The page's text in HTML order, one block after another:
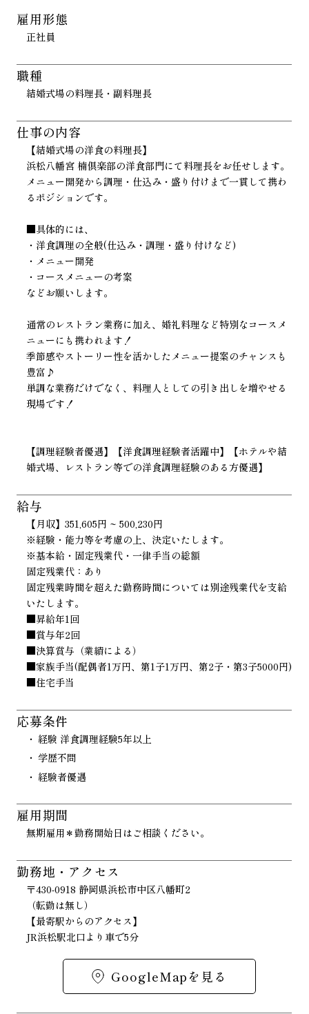
雇用形態
正社員
職種
結婚式場の料理長・副料理長
仕事の内容
【結婚式場の洋食の料理長】
浜松八幡宮 楠倶楽部の洋食部門にて料理長をお任せします。
メニュー開発から調理・仕込み・盛り付けまで一貫して携わ
るポジションです。
■具体的には、
・洋食調理の全般(仕込み・調理・盛り付けなど)
・メニュー開発
・コースメニューの考案
などお願いします。
通常のレストラン業務に加え、婚礼料理など特別なコースメ
ニューにも携われます！
季節感やストーリー性を活かしたメニュー提案のチャンスも
豊富♪
単調な業務だけでなく、料理人としての引き出しを増やせる
現場です！
【調理経験者優遇】【洋食調理経験者活躍中】【ホテルや結
婚式場、レストラン等での洋食調理経験のある方優遇】
給与
【月収】351,605円 ~ 500,230円
※経験・能力等を考慮の上、決定いたします。
※基本給・固定残業代・一律手当の総額
固定残業代：あり
固定残業時間を超えた勤務時間については別途残業代を支給
いたします。
■昇給年1回
■賞与年2回
■決算賞与（業績による）
■家族手当(配偶者1万円、第1子1万円、第2子・第3子5000円)
■住宅手当
応募条件
経験 洋食調理経験5年以上
学歴不問
経験者優遇
雇用期間
無期雇用＊勤務開始日はご相談ください。
勤務地・アクセス
〒430-0918 静岡県浜松市中区八幡町2
（転勤は無し）
【最寄駅からのアクセス】
JR浜松駅北口より車で5分
GoogleMapを見る